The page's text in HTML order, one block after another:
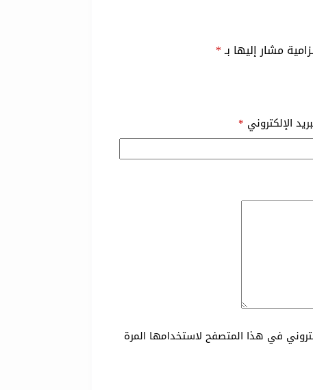
مشار إليها بـ*
الإلكتروني *
في هذا المتصفح لاستخدامها المرة